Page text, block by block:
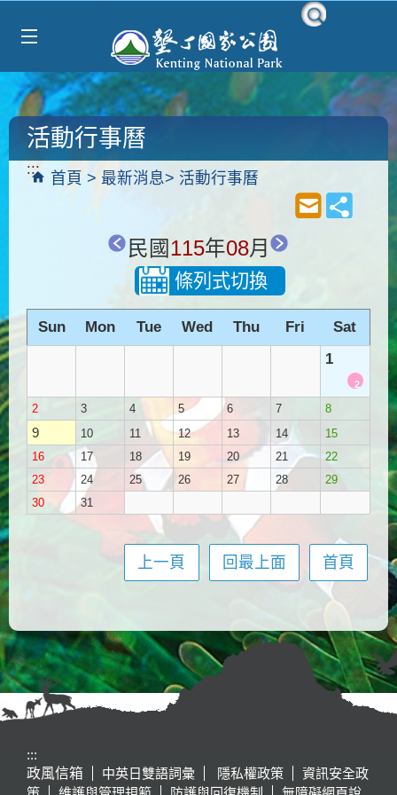
:::
首頁 最新消息 活動行事曆
活動行事曆
民國115年08月
條列式切換
Sun Mon Tue Wed Thu Fri
Sat
1
2
2 3 4 5 6 7 8
9 10 11 12 13 14
15
16
17 18 19 20 21
22
23
24 25 26 27 28
29
30
31
上一頁 回最上面 首頁
:::
政風信箱
中英日雙語詞彙 隱私權政策
資訊安全政